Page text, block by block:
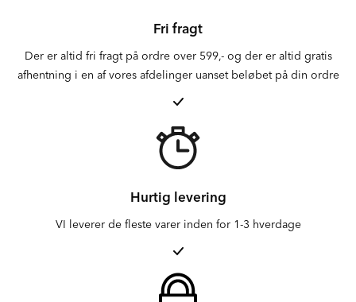
Fri fragt
Der er altid fri fragt på ordre over 599,- og der er altid gratis
afhentning i en af vores afdelinger uanset beløbet på din ordre
Hurtig levering
VI leverer de fleste varer inden for 1-3 hverdage